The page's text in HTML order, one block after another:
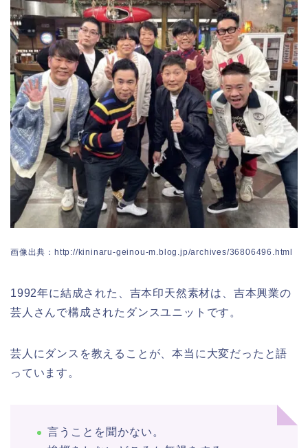
画像出典：http://kininaru-geinou-m.blog.jp/archives/36806496.html
1992年に結成された、吉本印天然素材は、吉本興業の
芸人さんで構成されたダンスユニットです。
芸人にダンスを教えることが、本当に大変だったと語
っています。
言うことを聞かない。